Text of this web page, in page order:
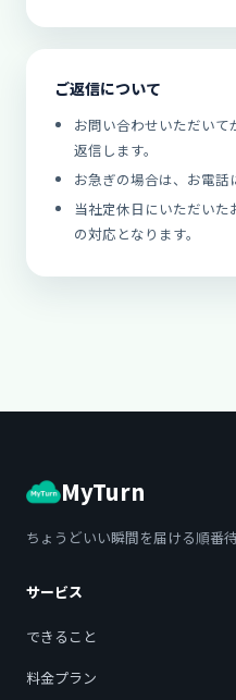
ご返信について
お問い合わせいただい
返信します。
お急ぎの場合は、お電話
当社定休日にいただい
の対応となります。
MyTurn
ちょうどいい瞬間を届ける順番
サービス
できること
料金プラン